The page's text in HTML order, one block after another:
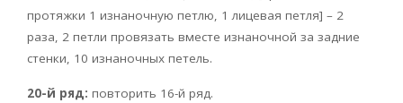
протяжки 1 изнаночную петлю, 1 лицевая петля] – 2
раза, 2 петли провязать вместе изнаночной за задние
стенки, 10 изнаночных петель.
20-й ряд: повторить 16-й ряд.